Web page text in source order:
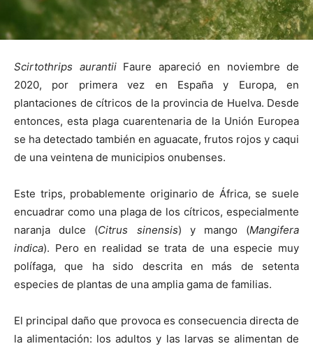
Scirtothrips aurantiiFaure apareció en noviembre de
2020, por primera vez en España y Europa, en
plantaciones de cítricos de la provincia de Huelva. Desde
entonces, esta plaga cuarentenaria de la Unión Europea
se ha detectado también en aguacate, frutos rojos y caqui
de una veintena de municipios onubenses.
Este trips, probablemente originario de África, se suele
encuadrar como una plaga de los cítricos, especialmente
naranja dulce (Citrus sinensis) y mango (Mangifera
indica). Pero en realidad se trata de una especie muy
polífaga, que ha sido descrita en más de setenta
especies de plantas de una amplia gama de familias.
El principal daño que provoca es consecuencia directa de
la alimentación: los adultos y las larvas se alimentan de